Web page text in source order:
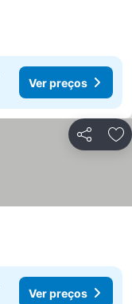
Ver preços
Partilhar
Ver preços